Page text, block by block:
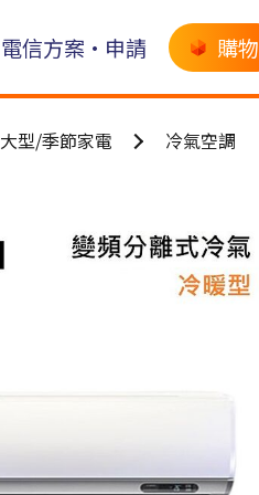
電信方案•申請 購物
大型/季節家電 冷氣空調